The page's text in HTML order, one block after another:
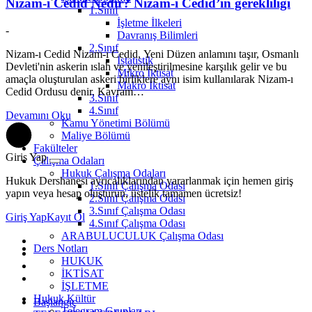
1.Sınıf
İşletme İlkeleri
Davranış Bilimleri
2.Sınıf
İstatistik
Mikro İktisat
Makro İktisat
3.Sınıf
4.Sınıf
Kamu Yönetimi Bölümü
Maliye Bölümü
Fakülteler
Çalışma Odaları
Hukuk Çalışma Odaları
1.Sınıf Çalışma Odası
2.Sınıf Çalışma Odası
3.Sınıf Çalışma Odası
4.Sınıf Çalışma Odası
ARABULUCULUK Çalışma Odası
Ders Notları
HUKUK
İKTİSAT
İŞLETME
Hukuk Kültür
Nizam-ı Cedid Nedir? Nizam-ı Cedid’in gerekliliği
-
Nizam-ı Cedid Nizam-ı Cedid, Yeni Düzen anlamını taşır, Osmanlı
Devleti'nin askerin ıslah ve yenileştirilmesine karşılık gelir ve bu
amaçla oluşturulan askeri birliklere aynı isim kullanılarak Nizam-ı
Cedid Ordusu denir. Kavram…
Devamını Oku
Giriş Yap
Hukuk Dershanesi ayrıcalıklarından yararlanmak için hemen giriş
yapın veya hesap oluşturun, üstelik tamamen ücretsiz!
Giriş YapKayıt Ol
Başlangıç